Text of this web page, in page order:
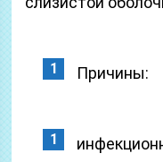
Причины: